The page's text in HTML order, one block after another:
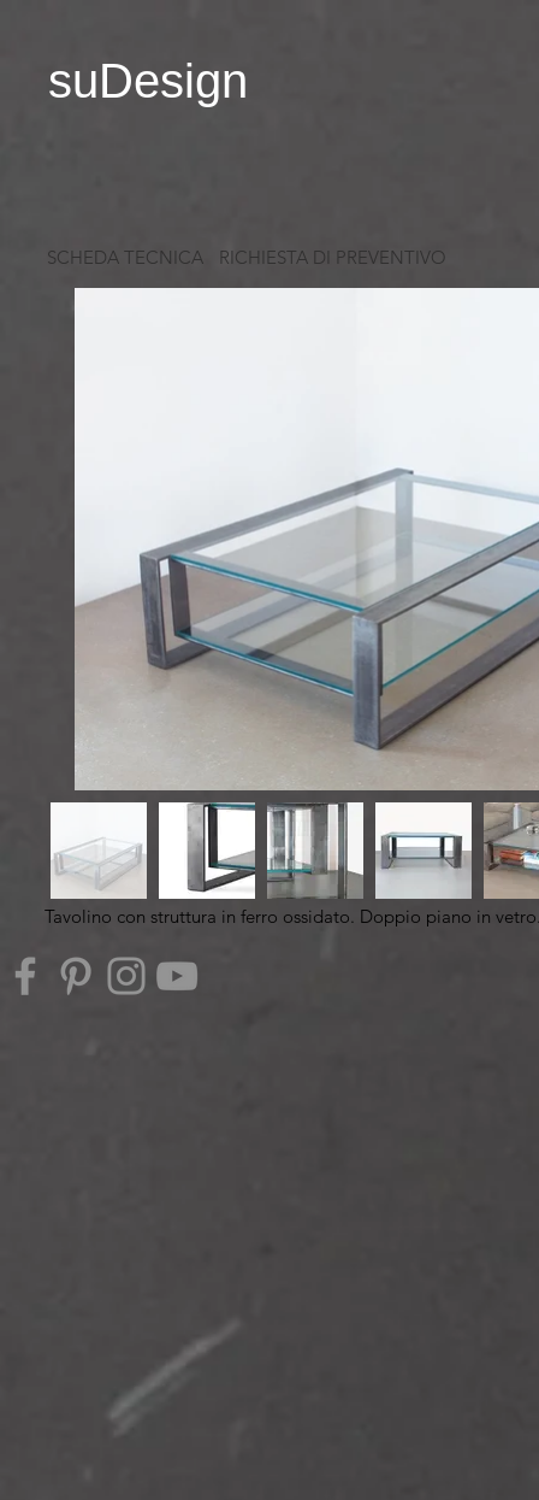
suDesign
SCHEDA TECNICA RICHIESTA DI PREVENTIVO
Tavolino con struttura in ferro ossidato. Doppio piano in